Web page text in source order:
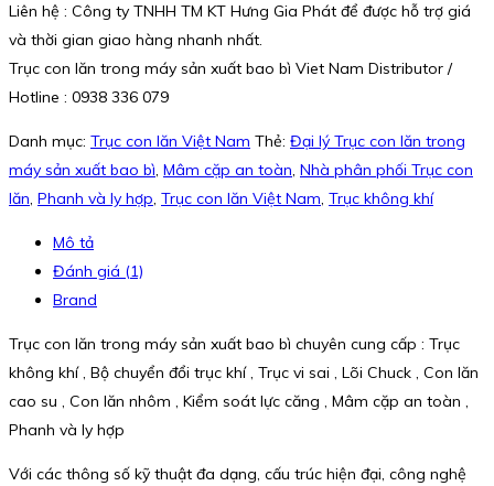
Liên hệ : Công ty TNHH TM KT Hưng Gia Phát để được hỗ trợ giá
và thời gian giao hàng nhanh nhất.
Trục con lăn trong máy sản xuất bao bì Viet Nam Distributor /
Hotline : 0938 336 079
Danh mục: Trục con lăn Việt Nam Thẻ: Đại lý Trục con lăn trong
máy sản xuất bao bì, Mâm cặp an toàn, Nhà phân phối Trục con
lăn, Phanh và ly hợp, Trục con lăn Việt Nam, Trục không khí
Mô tả
Đánh giá (1)
Brand
Trục con lăn trong máy sản xuất bao bì chuyên cung cấp : Trục
không khí , Bộ chuyển đổi trục khí , Trục vi sai , Lõi Chuck , Con lăn
cao su , Con lăn nhôm , Kiểm soát lực căng , Mâm cặp an toàn ,
Phanh và ly hợp
Với các thông số kỹ thuật đa dạng, cấu trúc hiện đại, công nghệ